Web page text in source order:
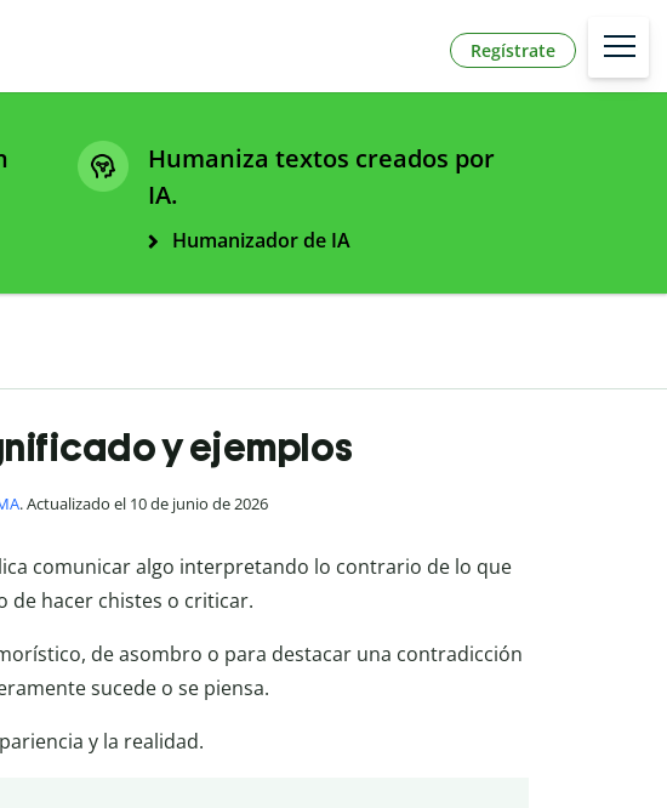
Regístrate
Humaniza textos creados por
IA.
Humanizador de IA
y ejemplos
. Actualizado el 10 de junio de 2026
comunicar algo interpretando lo contrario de lo que
de hacer chistes o criticar.
de asombro o para destacar una contradicción
sucede o se piensa.
y la realidad.